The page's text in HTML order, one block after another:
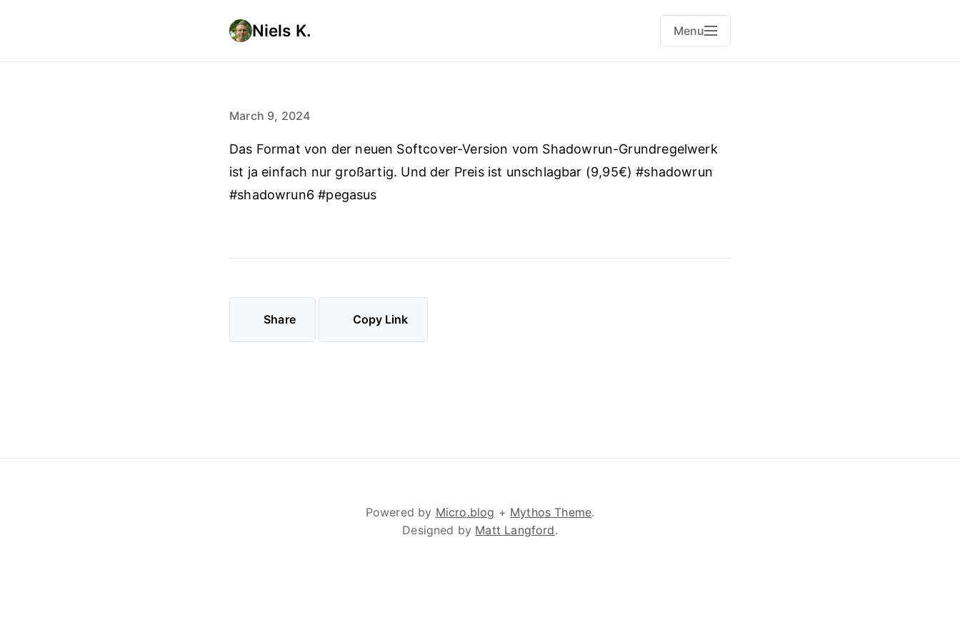
Niels K. Menu
March 9, 2024
Das Format von der neuen Softcover-Version vom Shadowrun-Grundregelwerk
ist ja einfach nur großartig. Und der Preis ist unschlagbar (9,95€) #shadowrun
#shadowrun6 #pegasus
Share Copy Link
Powered by Micro.blog + Mythos Theme.
Designed by Matt Langford.